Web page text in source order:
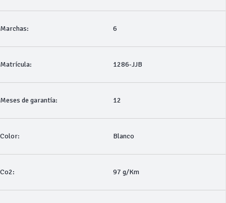
Marchas: 6
Matrícula: 1286-JJB
Meses de garantía: 12
Color: Blanco
Co2: 97 g/Km